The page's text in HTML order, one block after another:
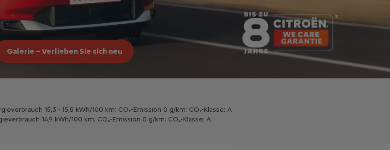
Galerie – Verlieben Sie sich neu
15,3 - 15,5 kWh/100 km; CO₂-Emission 0 g/km; CO₂-Klasse: A
14,9 kWh/100 km; CO₂-Emission 0 g/km; CO₂-Klasse: A